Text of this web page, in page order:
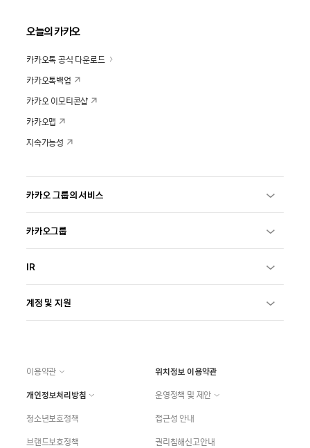
오늘의 카카오
카카오톡 공식 다운로드
카카오톡백업
카카오 이모티콘샵
카카오맵
지속가능성
카카오 그룹의 서비스
카카오그룹
IR
계정 및 지원
이용약관
위치정보 이용약관
개인정보처리방침
운영정책 및 제안
청소년보호정책
접근성 안내
브랜드보호정책
권리침해신고안내